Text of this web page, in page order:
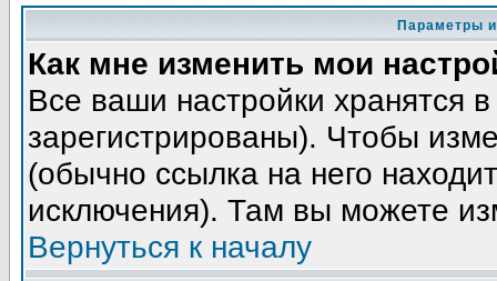
Параметры
Как мне изменить мои
Все ваши настройки хранятся
зарегистрированы). Чтобы
(обычно ссылка на него
исключения). Там вы можете
Вернуться к началу